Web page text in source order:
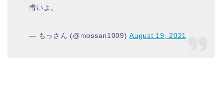
憎いよ。
— もっさん (@mossan1009)August 19, 2021